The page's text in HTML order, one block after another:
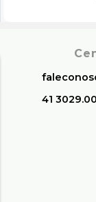
41